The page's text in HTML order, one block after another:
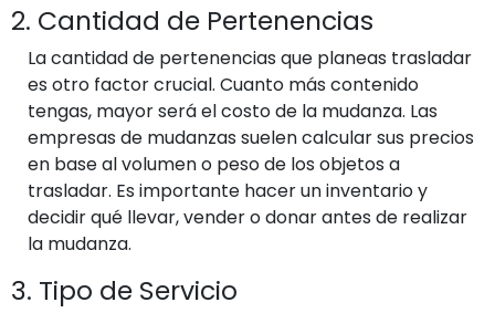
2. Cantidad de Pertenencias
La cantidad de pertenencias que planeas trasladar
es otro factor crucial. Cuanto más contenido
tengas, mayor será el costo de la mudanza. Las
empresas de mudanzas suelen calcular sus precios
en base al volumen o peso de los objetos a
trasladar. Es importante hacer un inventario y
decidir qué llevar, vender o donar antes de realizar
la mudanza.
3. Tipo de Servicio